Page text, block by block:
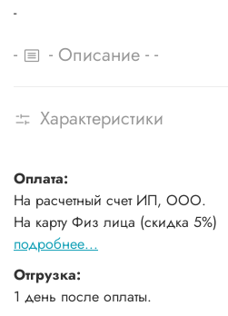
-
- - Описание - -
Характеристики
Оплата:
На расчетный счет ИП, ООО.
На карту Физ лица (скидка 5%)
подробнее...
Отгрузка:
1 день после оплаты.